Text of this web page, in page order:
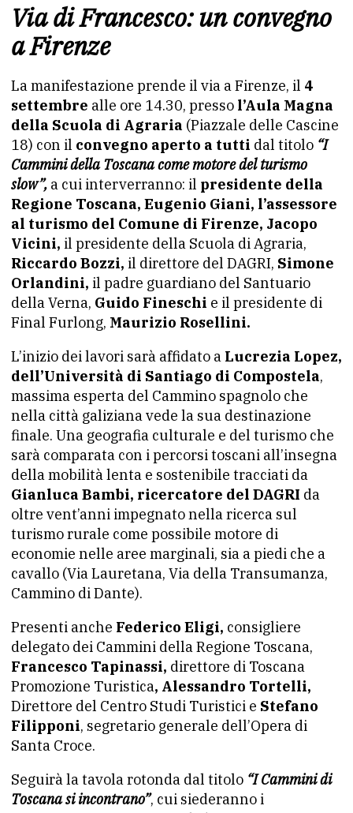
Via di Francesco: un convegno
a Firenze
La manifestazione prende il via a Firenze, il 4
settembre alle ore 14.30, presso l’Aula Magna
della Scuola di Agraria (Piazzale delle Cascine
18) con il convegno aperto a tutti dal titolo “I
Cammini della Toscana come motore del turismo
slow”, a cui interverranno: il presidente della
Regione Toscana, Eugenio Giani, l’assessore
al turismo del Comune di Firenze, Jacopo
Vicini, il presidente della Scuola di Agraria,
Riccardo Bozzi, il direttore del DAGRI, Simone
Orlandini, il padre guardiano del Santuario
della Verna, Guido Fineschi e il presidente di
Final Furlong, Maurizio Rosellini.
L’inizio dei lavori sarà affidato a Lucrezia Lopez,
dell’Università di Santiago di Compostela,
massima esperta del Cammino spagnolo che
nella città galiziana vede la sua destinazione
finale. Una geografia culturale e del turismo che
sarà comparata con i percorsi toscani all’insegna
della mobilità lenta e sostenibile tracciati da
Gianluca Bambi, ricercatore del DAGRI da
oltre vent’anni impegnato nella ricerca sul
turismo rurale come possibile motore di
economie nelle aree marginali, sia a piedi che a
cavallo (Via Lauretana, Via della Transumanza,
Cammino di Dante).
Presenti anche Federico Eligi, consigliere
delegato dei Cammini della Regione Toscana,
Francesco Tapinassi, direttore di Toscana
Promozione Turistica, Alessandro Tortelli,
Direttore del Centro Studi Turistici e Stefano
Filipponi, segretario generale dell’Opera di
Santa Croce.
Seguirà la tavola rotonda dal titolo “I Cammini di
Toscana si incontrano”, cui siederanno i